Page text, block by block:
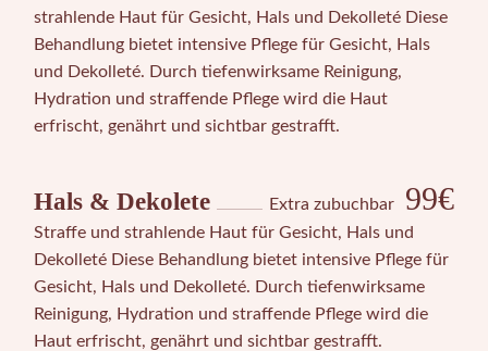
strahlende Haut für Gesicht, Hals und Dekolleté Diese
Behandlung bietet intensive Pflege für Gesicht, Hals
und Dekolleté. Durch tiefenwirksame Reinigung,
Hydration und straffende Pflege wird die Haut
erfrischt, genährt und sichtbar gestrafft.
Hals & Dekolete Extra zubuchbar 99€
Straffe und strahlende Haut für Gesicht, Hals und
Dekolleté Diese Behandlung bietet intensive Pflege für
Gesicht, Hals und Dekolleté. Durch tiefenwirksame
Reinigung, Hydration und straffende Pflege wird die
Haut erfrischt, genährt und sichtbar gestrafft.